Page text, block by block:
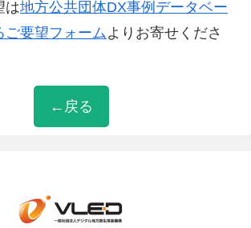
←戻る
は地方公共団体DX事例データベー
ご要望フォームよりお寄せくださ